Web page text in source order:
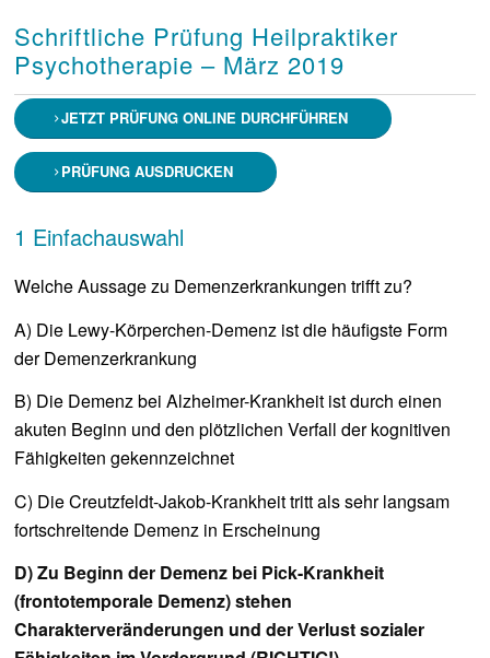
Schriftliche Prüfung Heilpraktiker
Psychotherapie – März 2019
JETZT PRÜFUNG ONLINE DURCHFÜHREN
PRÜFUNG AUSDRUCKEN
1 Einfachauswahl
Welche Aussage zu Demenzerkrankungen trifft zu?
A) Die Lewy-Körperchen-Demenz ist die häufigste Form
der Demenzerkrankung
B) Die Demenz bei Alzheimer-Krankheit ist durch einen
akuten Beginn und den plötzlichen Verfall der kognitiven
Fähigkeiten gekennzeichnet
C) Die Creutzfeldt-Jakob-Krankheit tritt als sehr langsam
fortschreitende Demenz in Erscheinung
D) Zu Beginn der Demenz bei Pick-Krankheit
(frontotemporale Demenz) stehen
Charakterveränderungen und der Verlust sozialer